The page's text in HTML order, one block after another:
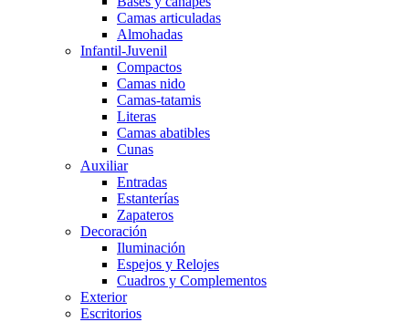
Camas articuladas
Almohadas
Infantil-Juvenil
Compactos
Camas nido
Camas-tatamis
Literas
Camas abatibles
Cunas
Auxiliar
Entradas
Estanterías
Zapateros
Decoración
Iluminación
Espejos y Relojes
Cuadros y Complementos
Exterior
Escritorios